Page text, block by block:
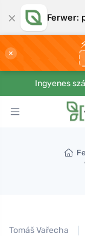
× Ferwer:
×
Ingyenes
Tomáš Vařecha